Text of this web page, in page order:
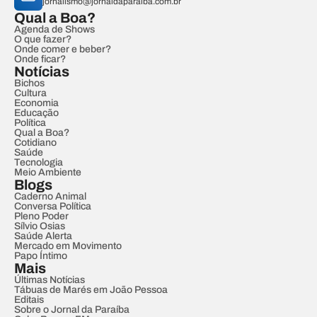
Qual a Boa?
Agenda de Shows
O que fazer?
Onde comer e beber?
Onde ficar?
Notícias
Bichos
Cultura
Economia
Educação
Política
Qual a Boa?
Cotidiano
Saúde
Tecnologia
Meio Ambiente
Blogs
Caderno Animal
Conversa Política
Pleno Poder
Sílvio Osias
Saúde Alerta
Mercado em Movimento
Papo Íntimo
Mais
Últimas Notícias
Tábuas de Marés em João Pessoa
Editais
Sobre o Jornal da Paraíba